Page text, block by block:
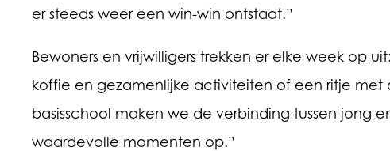
er steeds weer een win-win ontstaat.”
Bewoners en vrijwilligers trekken er elke week op
koffie en gezamenlijke activiteiten of een ritje
basisschool maken we de verbinding tussen jong
waardevolle momenten op.”